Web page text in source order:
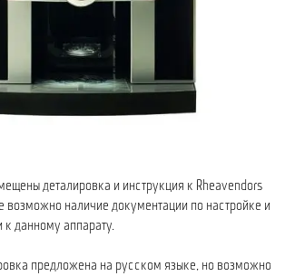
деталировка и инструкция к Rheavendors
возможно наличие документации по настройке и
данному аппарату.
предложена на русском языке, но возможно